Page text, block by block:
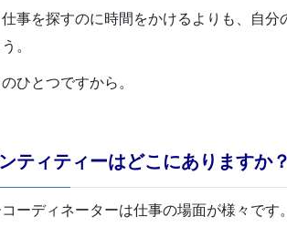
事を探すのに時間をかけるよりも、自
。
ひとつですから。
ティティーはどこにありますか？
ーディネーターは仕事の場面が様々で